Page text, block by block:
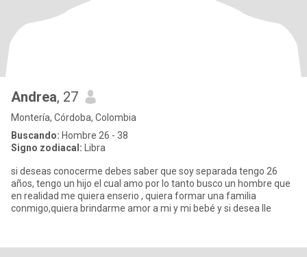
Andrea, 27
Montería, Córdoba, Colombia
Buscando: Hombre 26 - 38
Signo zodiacal: Libra
si deseas conocerme debes saber que soy separada tengo 26
años, tengo un hijo el cual amo por lo tanto busco un hombre que
en realidad me quiera enserio , quiera formar una familia
conmigo,quiera brindarme amor a mi y mi bebé y si desea lle